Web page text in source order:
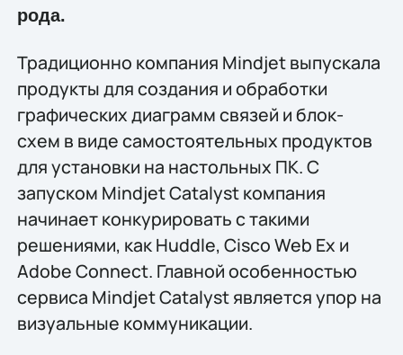
рода.
Традиционно компания Mindjet выпускала
продукты для создания и обработки
графических диаграмм связей и блок-
схем в виде самостоятельных продуктов
для установки на настольных ПК. С
запуском Mindjet Catalyst компания
начинает конкурировать с такими
решениями, как Huddle, Cisco Web Ex и
Adobe Connect. Главной особенностью
сервиса Mindjet Catalyst является упор на
визуальные коммуникации.